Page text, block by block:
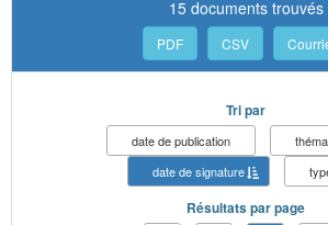
15 documents trouvés
PDF CSV
Tri par
date de publication
date de signature
Résultats par page